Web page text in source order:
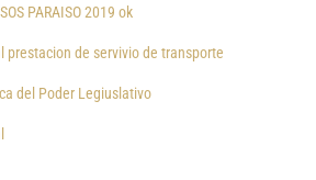
PARAISO 2019 ok
de servivio de transporte
del Poder Legiuslativo